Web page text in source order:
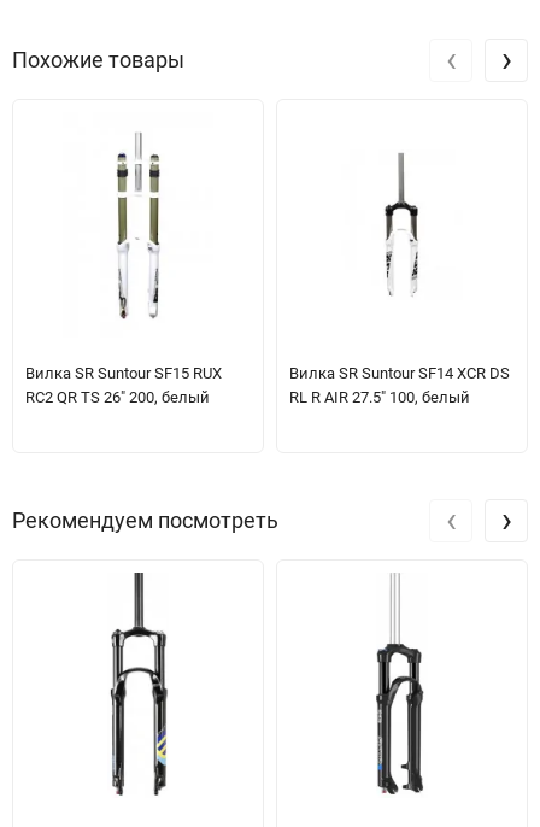
Похожие товары
Вилка SR Suntour SF15 RUX
RC2 QR TS 26" 200, белый
Вилка SR Suntour SF14 XCR DS
RL R AIR 27.5" 100, белый
‹ ›
Рекомендуем посмотреть ‹ ›